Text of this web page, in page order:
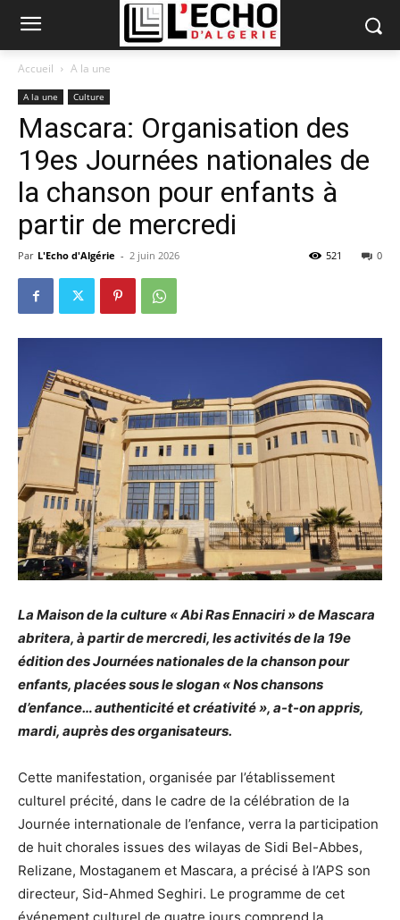
Accueil A la une
A la une Culture
Mascara: Organisation des
19es Journées nationales de
la chanson pour enfants à
partir de mercredi
Par L'Echo d'Algérie - 2 juin 2026 0
521
La Maison de la culture « Abi Ras Ennaciri » de Mascara
abritera, à partir de mercredi, les activités de la 19e
édition des Journées nationales de la chanson pour
enfants, placées sous le slogan « Nos chansons
d’enfance… authenticité et créativité », a-t-on appris,
mardi, auprès des organisateurs.
Cette manifestation, organisée par l’établissement
culturel précité, dans le cadre de la célébration de la
Journée internationale de l’enfance, verra la participation
de huit chorales issues des wilayas de Sidi Bel-Abbes,
Relizane, Mostaganem et Mascara, a précisé à l’APS son
directeur, Sid-Ahmed Seghiri. Le programme de cet